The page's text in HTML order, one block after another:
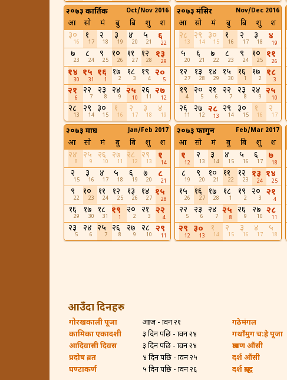
२०७३ कार्तिक Oct/Nov 2016
आ सो मं बु बि शु श
३०
16
१
17
२
18
३
19
४
20
५
21
६
22
७
23
८
24
९
25
१०
26
११
27
१२
28
१३
29
१४
30
१५
31
१६
1
१७
2
१८
3
१९
4
२०
5
२१
6
२२
7
२३
8
२४
9
२५
10
२६
11
२७
12
२८
13
२९
14
३०
15
१
16
२
17
३
18
४
19
२०७३ मंसिर Nov/Dec 2016
आ सो मं बु बि शु श
२८
13
२९
14
३०
15
१
16
२
17
३
18
४
19
५
20
६
21
७
22
८
23
९
24
१०
25
११
26
१२
27
१३
28
१४
29
१५
30
१६
1
१७
2
१८
3
१९
4
२०
5
२१
6
२२
7
२३
8
२४
9
२५
10
२६
11
२७
12
२८
13
२९
14
३०
15
१
16
२
17
२०७३ माघ Jan/Feb 2017
आ सो मं बु बि शु श
२४
8
२५
9
२६
10
२७
11
२८
12
२९
13
१
14
२
15
३
16
४
17
५
18
६
19
७
20
८
21
९
22
१०
23
११
24
१२
25
१३
26
१४
27
१५
28
१६
29
१७
30
१८
31
१९
1
२०
2
२१
3
२२
4
२३
5
२४
6
२५
7
२६
8
२७
9
२८
10
२९
11
२०७३ फागुन Feb/Mar 2017
आ सो मं बु बि शु श
१
12
२
13
३
14
४
15
५
16
६
17
७
18
८
19
९
20
१०
21
११
22
१२
23
१३
24
१४
25
१५
26
१६
27
१७
28
१८
1
१९
2
२०
3
२१
4
२२
5
२३
6
२४
7
२५
8
२६
9
२७
10
२८
11
२९
12
३०
13
१
14
२
15
३
16
४
17
५
18
आउँदा दिनहरु
गोरखकाली पूजा
आज - श्रावन २१
कामिका एकादशी
३ दिन पछि - श्रावन २४
आदिवासी दिवस
३ दिन पछि - श्रावन २४
प्रदोष व्रत
४ दिन पछि - श्रावन २५
घण्टाकर्ण
५ दिन पछि - श्रावन २६
गठेमंगल
गथाँमुग च:ह्रे पूजा
श्रावण औंसी
दर्श औंसी
दर्श श्राद्ध